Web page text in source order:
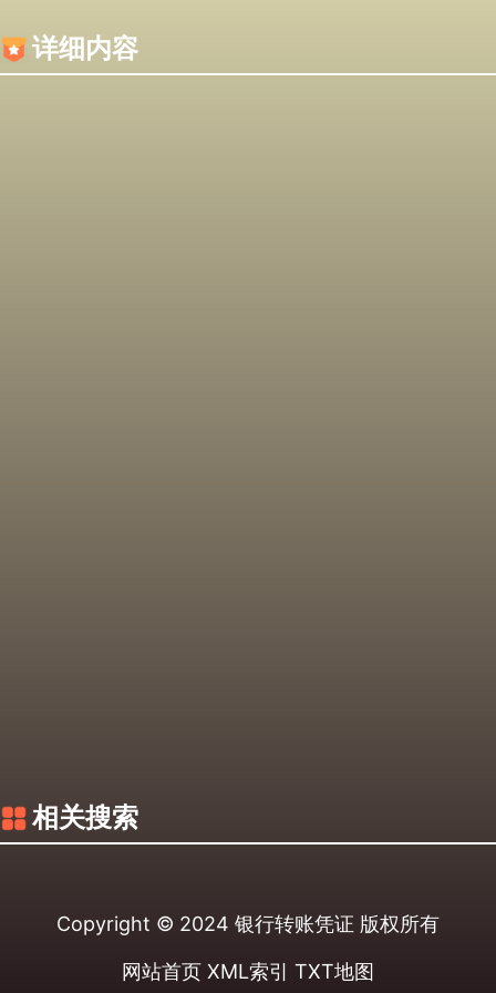
详细内容
相关搜索
Copyright © 2024 银行转账凭证 版权所有
网站首页 XML索引 TXT地图